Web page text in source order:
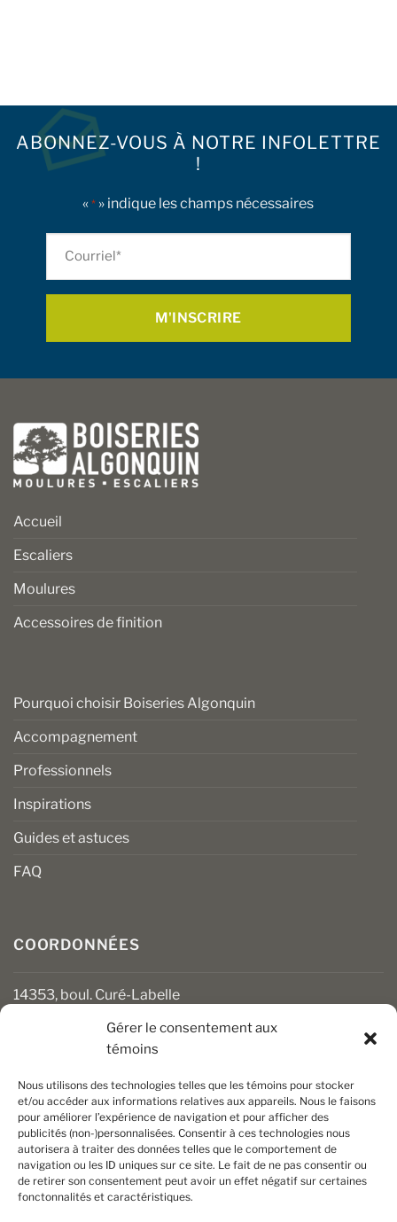
Gérer le consentement aux
témoins
Nous utilisons des technologies telles que les témoins pour stocker
et/ou accéder aux informations relatives aux appareils. Nous le faisons
pour améliorer l’expérience de navigation et pour afficher des
publicités (non-)personnalisées. Consentir à ces technologies nous
autorisera à traiter des données telles que le comportement de
navigation ou les ID uniques sur ce site. Le fait de ne pas consentir ou
de retirer son consentement peut avoir un effet négatif sur certaines
fonctonnalités et caractéristiques.
ABONNEZ-VOUS À NOTRE INFOLETTRE
!
«* » indique les champs nécessaires
Accueil
Escaliers
Moulures
Accessoires de finition
Pourquoi choisir Boiseries Algonquin
Accompagnement
Professionnels
Inspirations
Guides et astuces
FAQ
COORDONNÉES
14353, boul. Curé-Labelle
clients@boiseriesalgonquin.com
HEURES D’OUVERTURE
Lundi au vendredi : 6 h 30 à 17 h 30
Samedi : 8 h à 17 h
Dimanche : Fermé